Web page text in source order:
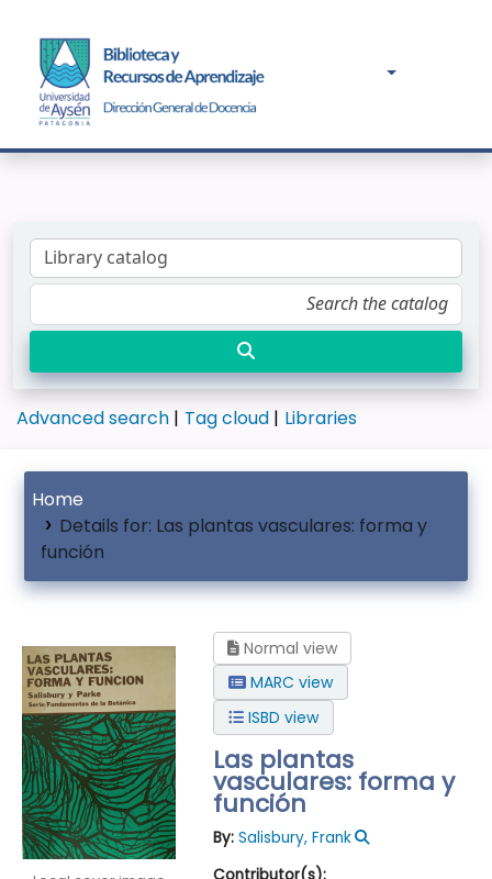
Advanced search Tag cloud Libraries
Home
Details for: Las plantas vasculares: forma y
función
Normal view
MARC view
ISBD view
Las plantas
vasculares: forma y
función
By: Salisbury, Frank